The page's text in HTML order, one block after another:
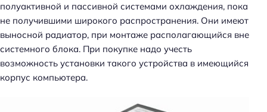
полуактивной и пассивной системами охлаждения, пока
не получившими широкого распространения. Они имеют
выносной радиатор, при монтаже располагающийся вне
системного блока. При покупке надо учесть
возможность установки такого устройства в имеющийся
корпус компьютера.